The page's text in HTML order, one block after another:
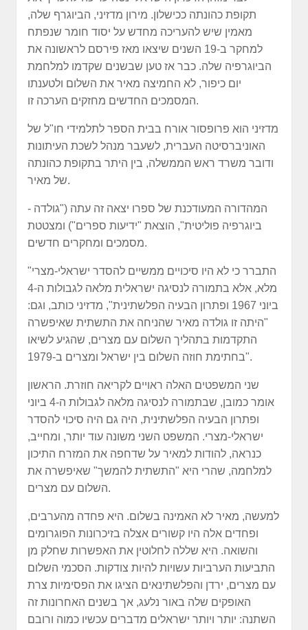
תקופת כהונתה ככישלון. מירון מדזיני, הביוגרף שלה,
מאמין שיש להעריכה מחדש על יסוד חומר שנפתח
למחקר ב-19 השנים שיצאו מאז פירסם לראשונה את
הביוגרפיה שלה. כבר אז טען שבשנים שקדמו למלחמת
יום כיפור, לא החמיצה מאיר את השלום ולטענתו
המסמכים החדשים מחזקים הערכה זו.
מדזיני הוא פרופסור אורח בבית הספר לתלמידי חו"ל של
האוניברסיטה העברית, לשעבר מנהל לשכת העיתונות
ודובר משרד ראש הממשלה, בין היתר בתקופת כהונתה
של מאיר.
המהדורה המעודכנת של ספרו יצאה זה עתה ("גולדה -
ביוגרפיה פוליטית", הוצאת "ידיעות ספרים") ומצטטת
מסמכים ומחקרים חדשים.
"התברר כי לא היו סיכויים ממשיים להסדר ישראלי-מצרי
מלא, אלא בתמורה לנסיגה ישראלית מלאה לגבולות ה-4
ביוני 1967 ופתרון הבעיה הפלשתינית", מדזיני כותב, וגם:
"היתה זו גולדה מאיר שהניחה את התשתית שאיפשרה
התקדמות בתהליך השלום עם מצרים, שהגיע לשיאו
בחתימת חוזה השלום בין ישראל ומצרים ב-1979".
שני המשפטים האלה ראויים לקריאה חוזרת. הראשון
אומר כמובן, שבתמורה לנסיגה מלאה לגבולות ה-4 ביוני
ופתרון הבעיה הפלשתינית, היה גם היה סיכוי להסדר
ישראלי-מצרי. המשפט השני משונה עוד יותר, ומחייב,
כנראה, להודות למאיר על שדחפה את המזרח התיכון
למלחמה, שהרי היא "התשתית להמשך" שאיפשרה את
השלום עם מצרים.
למעשה, מאיר לא האמינה בשלום. היא פחדה מהערבים,
ופחדים אלה היו קשורים אצלה בזיכרונות הפוגרומים
והשואה. היא שללה לחלוטין את האפשרות שחלק מן
התביעות הערביות עשויות להיות צודקות. הסכמי השלום
עם מצרים, ירדן והפלשתינאים הציגו את הפסימיות צרת
האופקים שלה באור נלעג, אך בשנים האחרונות זה
השתנה: יותר ויותר ישראלים מדברים עכשיו כמוה ורובם